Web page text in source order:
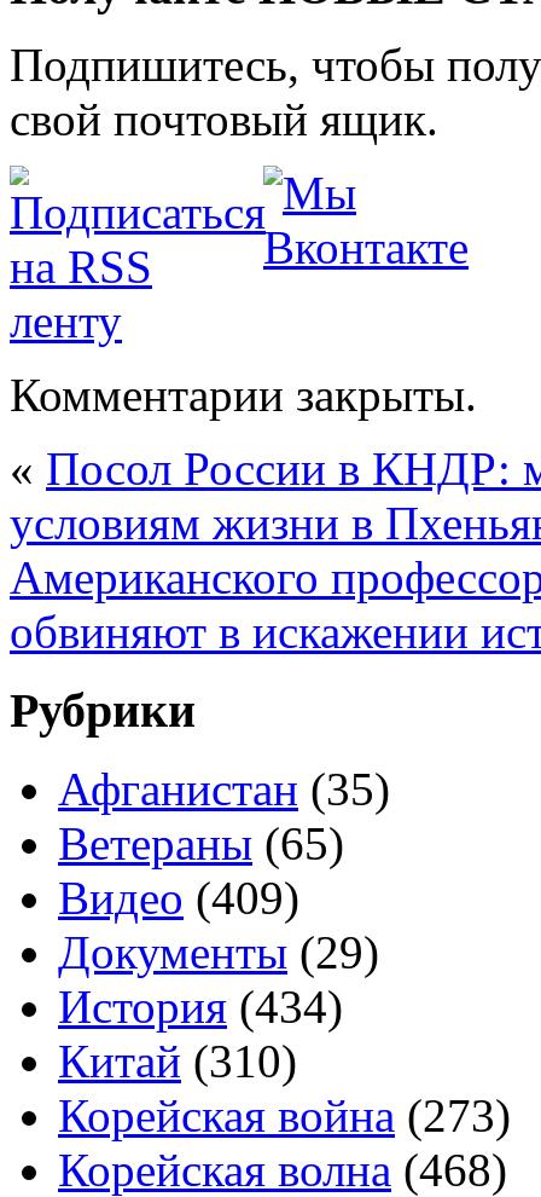
Подпишитесь, чтобы
свой почтовый ящик.
Комментарии закрыты.
« Посол России в КНДР:
условиям жизни в
Американского
обвиняют в искажении
Рубрики
Афганистан (35)
Ветераны (65)
Видео (409)
Документы (29)
История (434)
Китай (310)
Корейская война (273)
Корейская волна (468)